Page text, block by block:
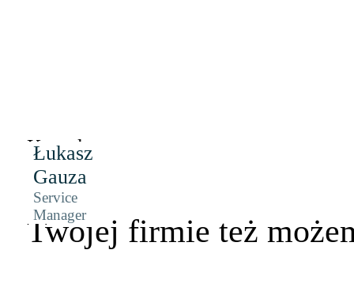
Łukasz
Gauza
Service
Manager
Kontakt
Twojej firmie też